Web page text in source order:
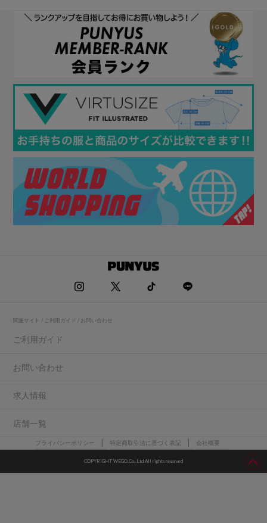
関連サイト / ご利用ガイド / お問い合わせ
ご利用ガイド
お問い合わせ
求人情報
店舗一覧
プライバシーポリシー 特定商取引法に基づく表記 会社概要
COPYRIGHT WEGO.Co.,Ltd.All rights reserved